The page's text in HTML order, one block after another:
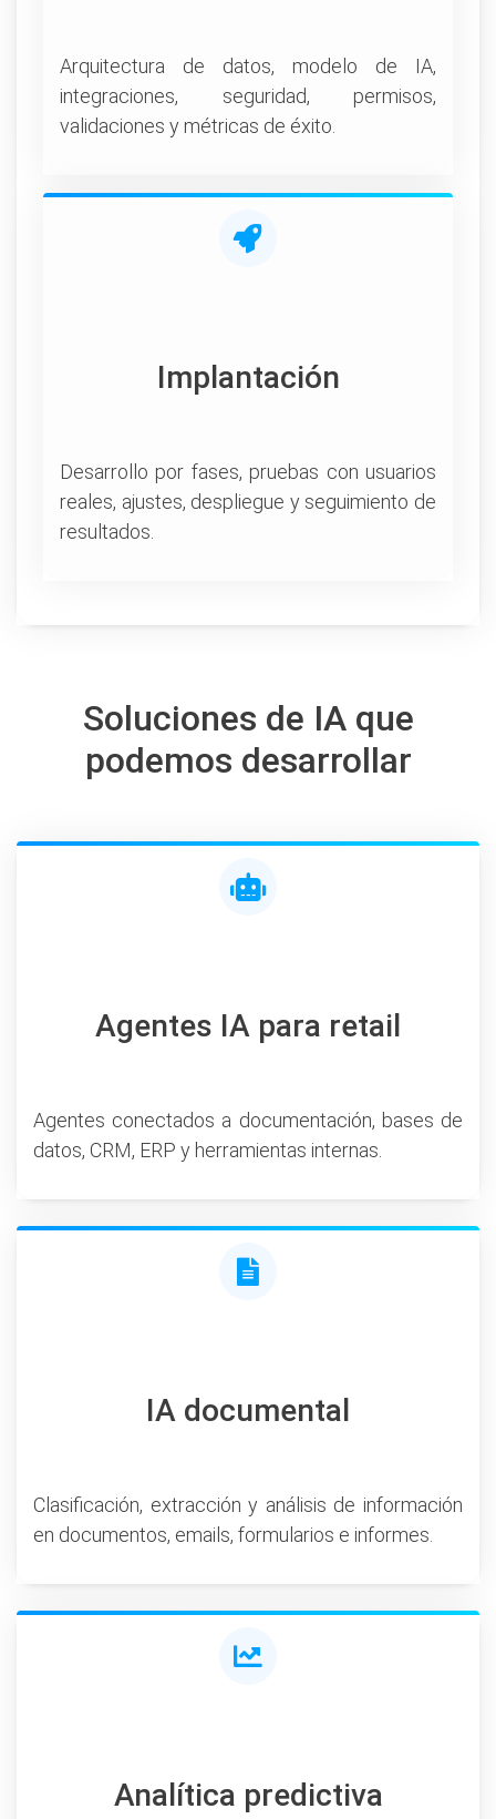
Arquitectura de datos, modelo de IA,
integraciones, seguridad, permisos,
validaciones y métricas de éxito.
Implantación
Desarrollo por fases, pruebas con usuarios
reales, ajustes, despliegue y seguimiento de
resultados.
Soluciones de IA que
podemos desarrollar
Agentes IA para retail
Agentes conectados a documentación, bases de
datos, CRM, ERP y herramientas internas.
IA documental
Clasificación, extracción y análisis de información
en documentos, emails, formularios e informes.
Analítica predictiva